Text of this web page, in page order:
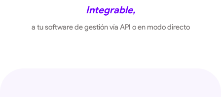
Integrable,
a tu software de gestión vía API o en modo directo